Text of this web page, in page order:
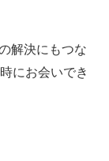
解決にもつな
にお会いでき